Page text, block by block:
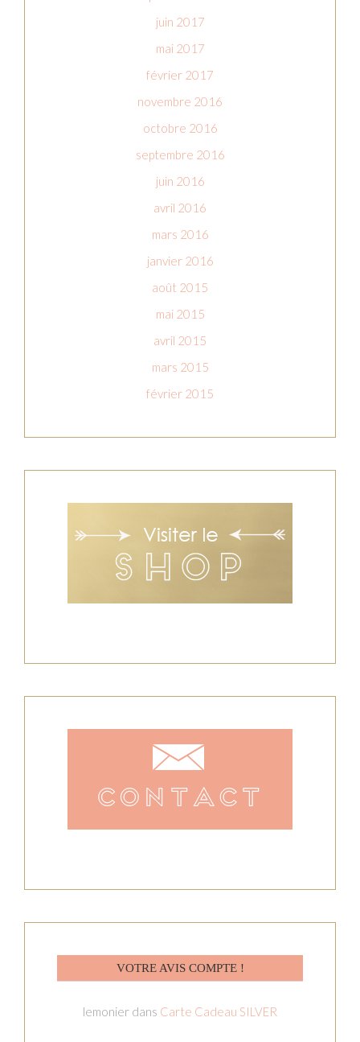
juin 2017
mai 2017
février 2017
novembre 2016
octobre 2016
septembre 2016
juin 2016
avril 2016
mars 2016
janvier 2016
août 2015
mai 2015
avril 2015
mars 2015
février 2015
VOTRE AVIS COMPTE !
lemonier dans Carte Cadeau SILVER